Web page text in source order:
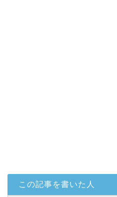
この記事を書いた人